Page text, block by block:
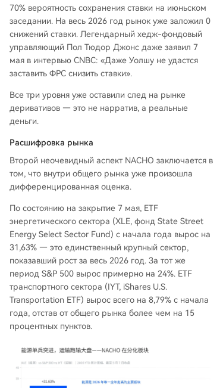
70% вероятность сохранения ставки на июньском
заседании. На весь 2026 год рынок уже заложил 0
снижений ставки. Легендарный хедж-фондовый
управляющий Пол Тюдор Джонс даже заявил 7
мая в интервью CNBC: «Даже Уолшу не удастся
заставить ФРС снизить ставки».
Все три уровня уже оставили след на рынке
деривативов — это не нарратив, а реальные
деньги.
Расшифровка рынка
Второй неочевидный аспект NACHO заключается в
том, что внутри общего рынка уже произошла
дифференцированная оценка.
По состоянию на закрытие 7 мая, ETF
энергетического сектора (XLE, фонд State Street
Energy Select Sector Fund) с начала года вырос на
31,63% — это единственный крупный сектор,
показавший рост за весь 2026 год. За тот же
период S&P 500 вырос примерно на 24%. ETF
транспортного сектора (IYT, iShares U.S.
Transportation ETF) вырос всего на 8,79% с начала
года, отстав от общего рынка более чем на 15
процентных пунктов.